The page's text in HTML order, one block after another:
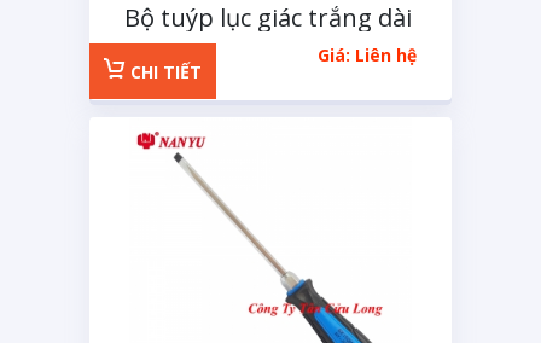
Bộ tuýp lục giác trắng dài
6 cạnh 1/2 inchs 11 chi
tiết
Giá: Liên hệ
CHI TIẾT